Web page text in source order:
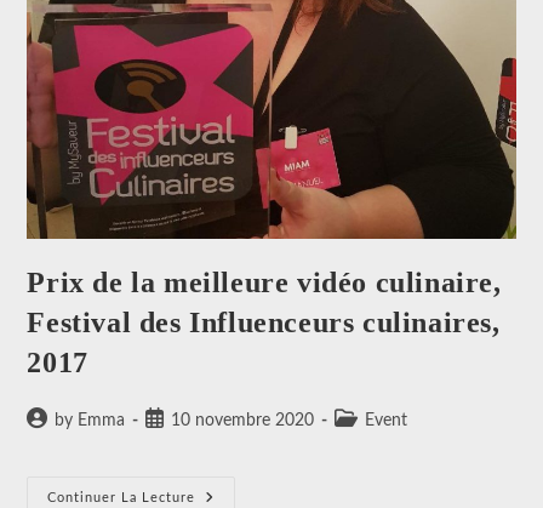
Prix de la meilleure vidéo culinaire,
Festival des Influenceurs culinaires,
2017
Auteur/autrice
publication :
by Emma
Publication
10 novembre 2020
PostEvent
Continuer La Lecture
Prix